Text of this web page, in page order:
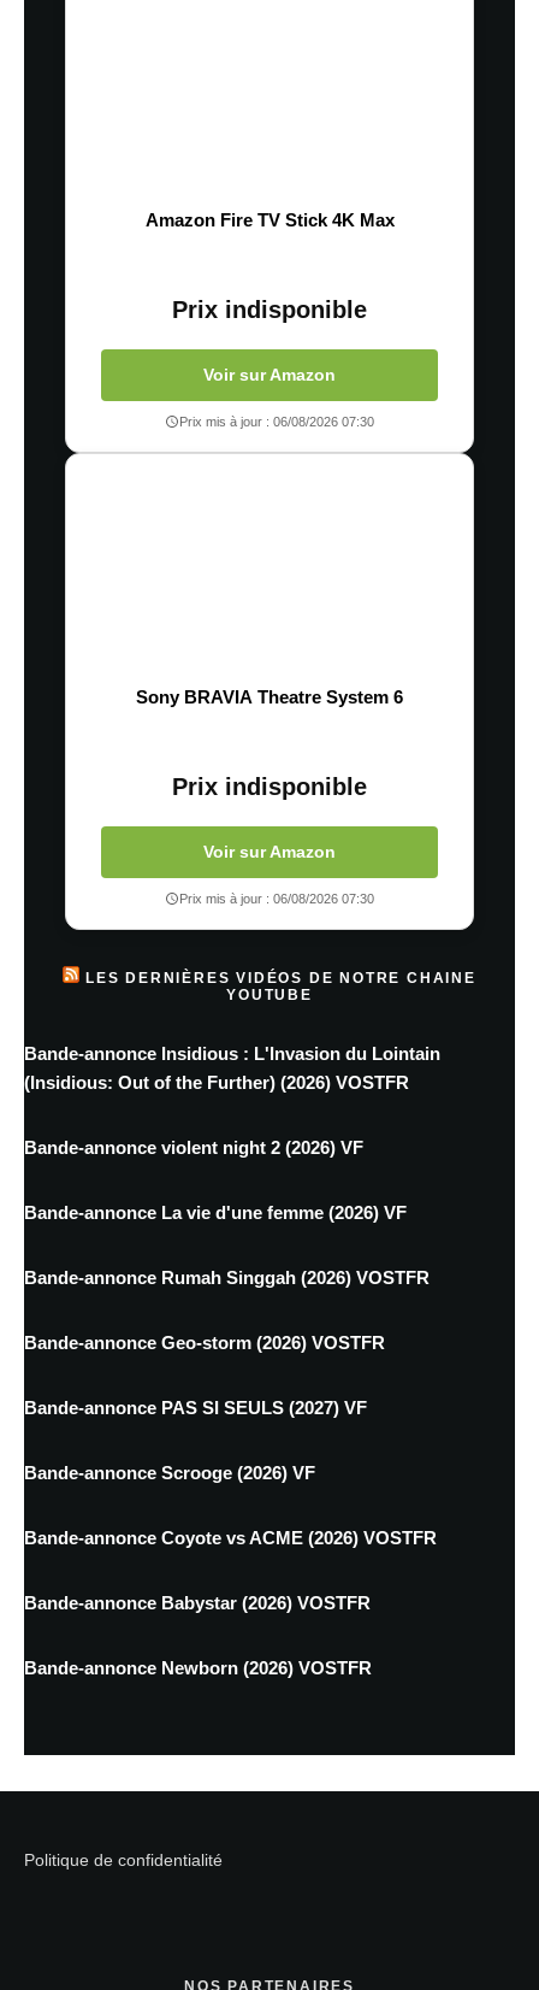
Amazon Fire TV Stick 4K Max
Prix indisponible
Voir sur Amazon
Prix mis à jour : 06/08/2026 07:30
Sony BRAVIA Theatre System 6
Prix indisponible
Voir sur Amazon
Prix mis à jour : 06/08/2026 07:30
LES DERNIÈRES VIDÉOS DE NOTRE CHAINE
YOUTUBE
Bande-annonce Insidious : L'Invasion du Lointain
(Insidious: Out of the Further) (2026) VOSTFR
Bande-annonce violent night 2 (2026) VF
Bande-annonce La vie d'une femme (2026) VF
Bande-annonce Rumah Singgah (2026) VOSTFR
Bande-annonce Geo-storm (2026) VOSTFR
Bande-annonce PAS SI SEULS (2027) VF
Bande-annonce Scrooge (2026) VF
Bande-annonce Coyote vs ACME (2026) VOSTFR
Bande-annonce Babystar (2026) VOSTFR
Bande-annonce Newborn (2026) VOSTFR
Politique de confidentialité
NOS PARTENAIRES